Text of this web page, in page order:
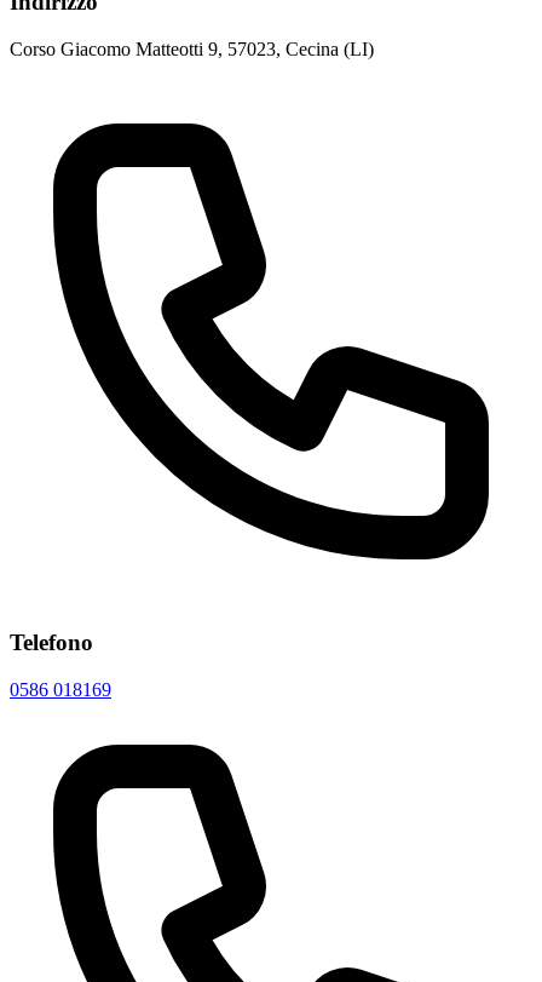
Corso Giacomo Matteotti 9, 57023, Cecina (LI)
Telefono
0586 018169